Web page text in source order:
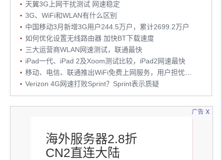
天翼3G上网干扰测试 网速稳定
3G、WiFi和WLAN有什么区别
中国移动3月新增3G用户244.5万户，累计2699.2万户
如何优化设置无线路由器 加快BT下载速度
三大运营商WLAN网速测试，联通最快
iPad一代、iPad 2及Xoom测试比较，iPad2网速最快
Verizon 4G网速打败Sprint？Sprint表示质疑
广告
海外服务器2.8折
CN2直连大陆
x